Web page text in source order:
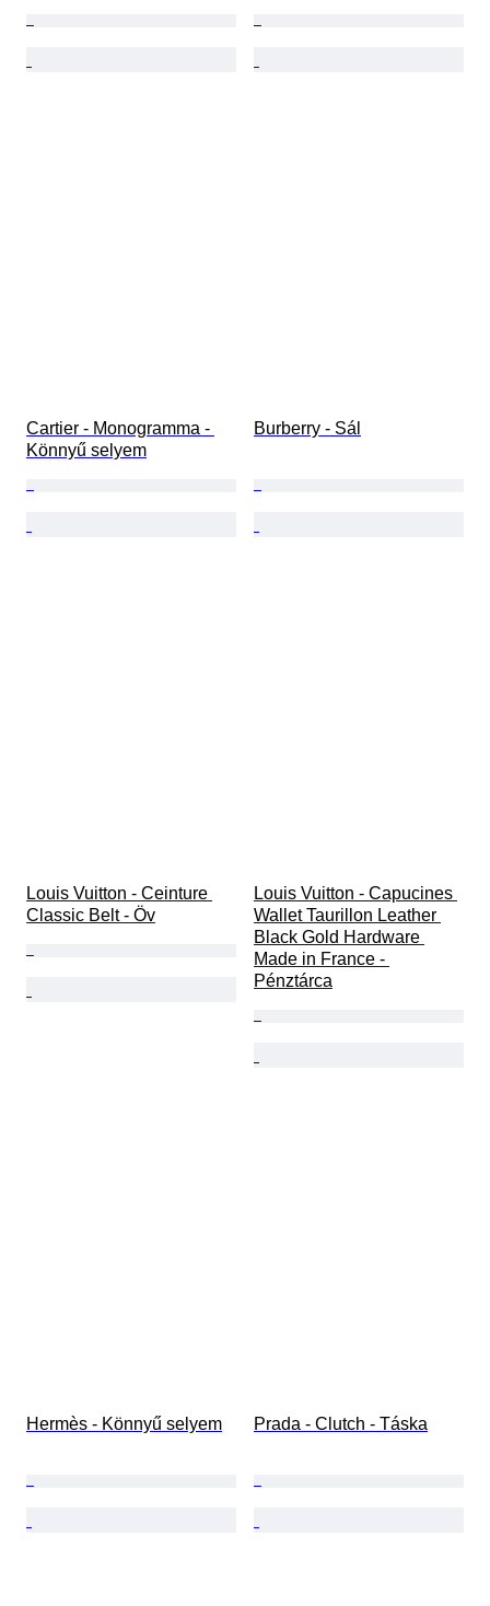
Cartier - Monogramma -
Könnyű selyem
Burberry - Sál
Louis Vuitton - Ceinture
Classic Belt - Öv
Louis Vuitton - Capucines
Wallet Taurillon Leather
Black Gold Hardware
Made in France -
Pénztárca
Hermès - Könnyű selyem Prada - Clutch - Táska